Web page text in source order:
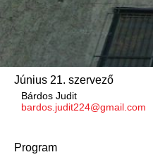
Június 21. szervező
Bárdos Judit
bardos.judit224@gmail.com
Program